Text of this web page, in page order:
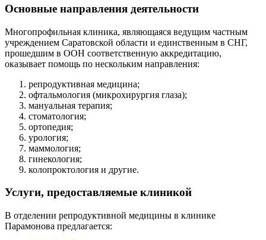
Основные направления деятельности
Многопрофильная клиника, являющаяся ведущим частным
учреждением Саратовской области и единственным в СНГ,
прошедшим в ООН соответственную аккредитацию,
оказывает помощь по нескольким направления:
репродуктивная медицина;
офтальмология (микрохирургия глаза);
мануальная терапия;
стоматология;
ортопедия;
урология;
маммология;
гинекология;
колопроктология и другие.
Услуги, предоставляемые клиникой
В отделении репродуктивной медицины в клинике
Парамонова предлагается: